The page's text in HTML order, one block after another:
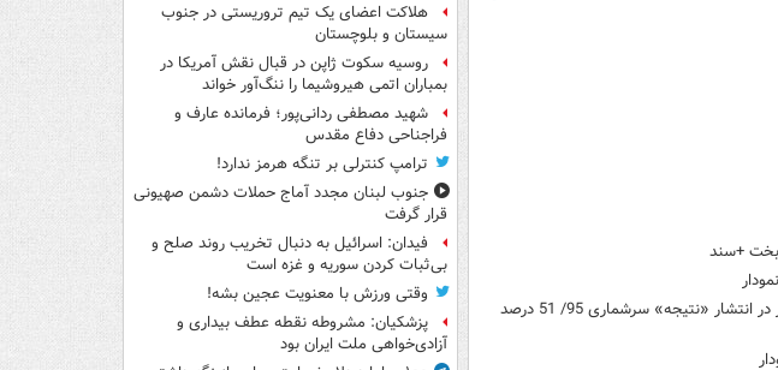
یک فساد 3هزار میلیاردی دیگر!/ تاخیر عجیب مرکز آمار در انتشار «نتیجه» سرشماری 95/ 51 درصد
هلاکت اعضای یک تیم تروریستی در جنوب
سیستان و بلوچستان
روسیه سکوت ژاپن در قبال نقش آمریکا در
بمباران اتمی هیروشیما را ننگ‌آور خواند
شهید مصطفی ردانی‌پور؛ فرمانده عارف و
فراجناحی دفاع مقدس
ترامپ کنترلی بر تنگه هرمز ندارد!
جنوب لبنان مجدد آماج حملات دشمن صهیونی
قرار گرفت
فیدان: اسرائیل به دنبال تخریب روند صلح و
بی‌ثبات کردن سوریه و غزه است
وقتی ورزش با معنویت عجین بشه!
پزشکیان: مشروطه نقطه عطف بیداری و
آزادی‌خواهی ملت ایران بود